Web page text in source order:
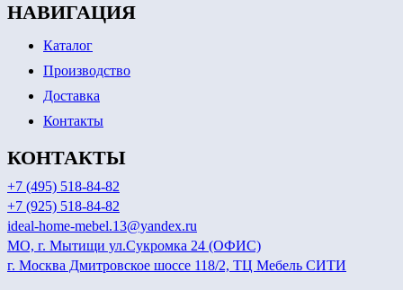
НАВИГАЦИЯ
Каталог
Производство
Доставка
Контакты
КОНТАКТЫ
+7 (495) 518-84-82
+7 (925) 518-84-82
ideal-home-mebel.13@yandex.ru
МО, г. Мытищи ул.Сукромка 24 (ОФИС)
г. Москва Дмитровское шоссе 118/2, ТЦ Мебель СИТИ